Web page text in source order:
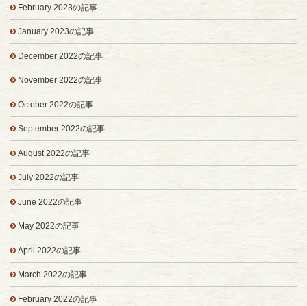
February 2023の記事
January 2023の記事
December 2022の記事
November 2022の記事
October 2022の記事
September 2022の記事
August 2022の記事
July 2022の記事
June 2022の記事
May 2022の記事
April 2022の記事
March 2022の記事
February 2022の記事